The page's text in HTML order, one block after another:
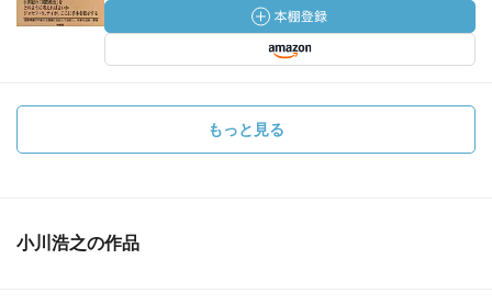
もっと見る
小川浩之の作品